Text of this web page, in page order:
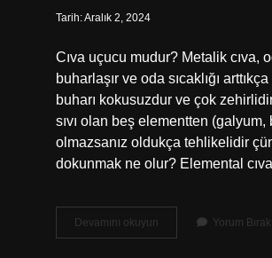
Tarih: Aralık 2, 2024
Cıva uçucu mudur? Metalik cıva,
buharlaşır ve oda sıcaklığı
buharı kokusuzdur ve çok
sıvı olan beş elementten
olmazsanız oldukça tehlikelidir
dokunmak ne olur? Elemental
Devamını okuyun
Uçucu
Yorum Bırak